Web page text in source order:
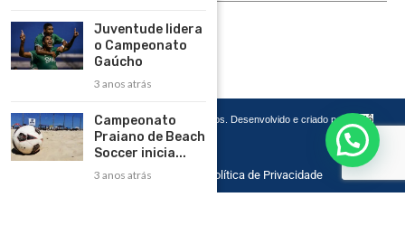
ASSINE
Copyright 2026 – Todos os Direitos Reservados. Desenvolvido e criado por
Cadô
Agência de Marketing
Home Contato Política de Privacidade
Juventude lidera
o Campeonato
Gaúcho
3 anos atrás
Campeonato
Praiano de Beach
Soccer inicia...
3 anos atrás